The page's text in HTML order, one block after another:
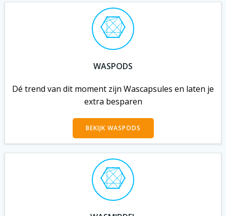
WASPODS
Dé trend van dit moment zijn Wascapsules en laten je
extra besparen
BEKIJK WASPODS